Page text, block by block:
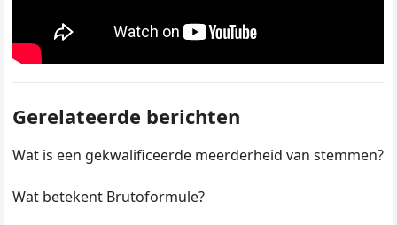
Gerelateerde berichten
Wat is een gekwalificeerde meerderheid van stemmen?
Wat betekent Brutoformule?